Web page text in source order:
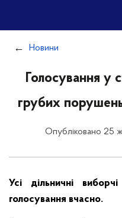
Новини
Голосування у
грубих
Опубліковано 25
Усі дільничні
голосування вчасно.